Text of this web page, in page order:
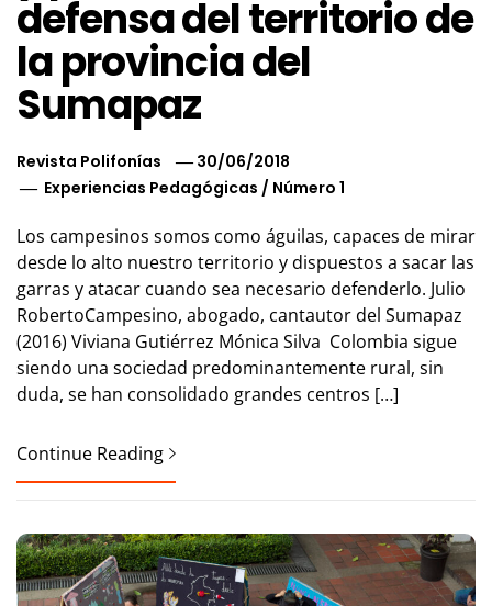
defensa del territorio de
la provincia del
Sumapaz
Revista Polifonías
30/06/2018
Experiencias Pedagógicas / Número 1
Los campesinos somos como águilas, capaces de mirar
desde lo alto nuestro territorio y dispuestos a sacar las
garras y atacar cuando sea necesario defenderlo. Julio
RobertoCampesino, abogado, cantautor del Sumapaz
(2016) Viviana Gutiérrez Mónica Silva Colombia sigue
siendo una sociedad predominantemente rural, sin
duda, se han consolidado grandes centros […]
Continue Reading